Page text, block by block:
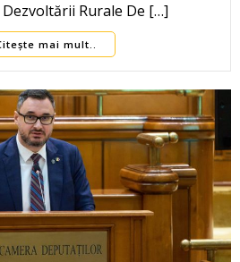
Rurale De […]
mai mult..